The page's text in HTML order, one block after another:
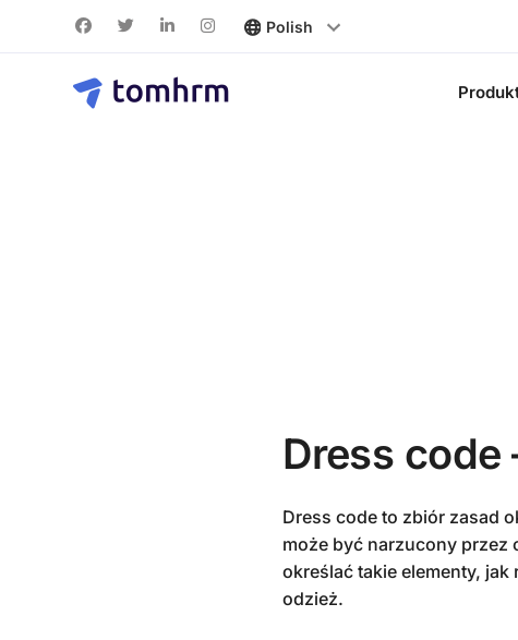
Dress code
Dress code to zbiór zasad
może być narzucony przez
określać takie elementy,
odzież.